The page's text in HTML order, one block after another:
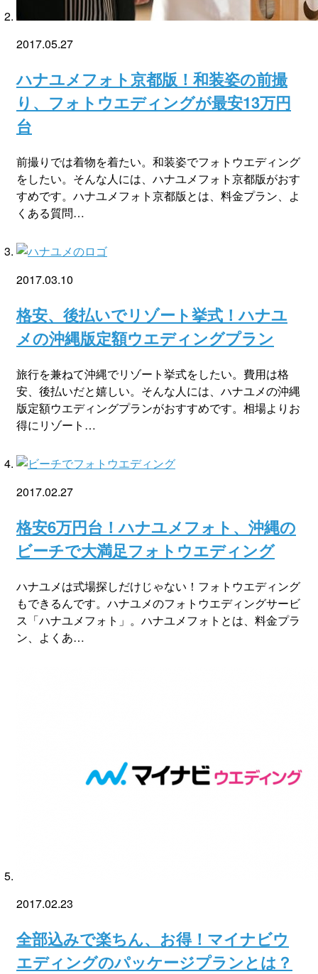
2017.05.27
ハナユメフォト京都版！和装姿の前撮
り、フォトウエディングが最安13万円
台
前撮りでは着物を着たい。和装姿でフォトウエディング
をしたい。そんな人には、ハナユメフォト京都版がおす
すめです。ハナユメフォト京都版とは、料金プラン、よ
くある質問…
2017.03.10
格安、後払いでリゾート挙式！ハナユ
メの沖縄版定額ウエディングプラン
旅行を兼ねて沖縄でリゾート挙式をしたい。費用は格
安、後払いだと嬉しい。そんな人には、ハナユメの沖縄
版定額ウエディングプランがおすすめです。相場よりお
得にリゾート…
2017.02.27
格安6万円台！ハナユメフォト、沖縄の
ビーチで大満足フォトウエディング
ハナユメは式場探しだけじゃない！フォトウエディング
もできるんです。ハナユメのフォトウエディングサービ
ス「ハナユメフォト」。ハナユメフォトとは、料金プラ
ン、よくあ…
2017.02.23
全部込みで楽ちん、お得！マイナビウ
エディングのパッケージプランとは？